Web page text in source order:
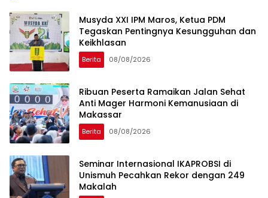
Musyda XXI IPM Maros, Ketua PDM
Tegaskan Pentingnya Kesungguhan dan
Keikhlasan
Berita 08/08/2026
Ribuan Peserta Ramaikan Jalan Sehat
Anti Mager Harmoni Kemanusiaan di
Makassar
Berita 08/08/2026
Seminar Internasional IKAPROBSI di
Unismuh Pecahkan Rekor dengan 249
Makalah